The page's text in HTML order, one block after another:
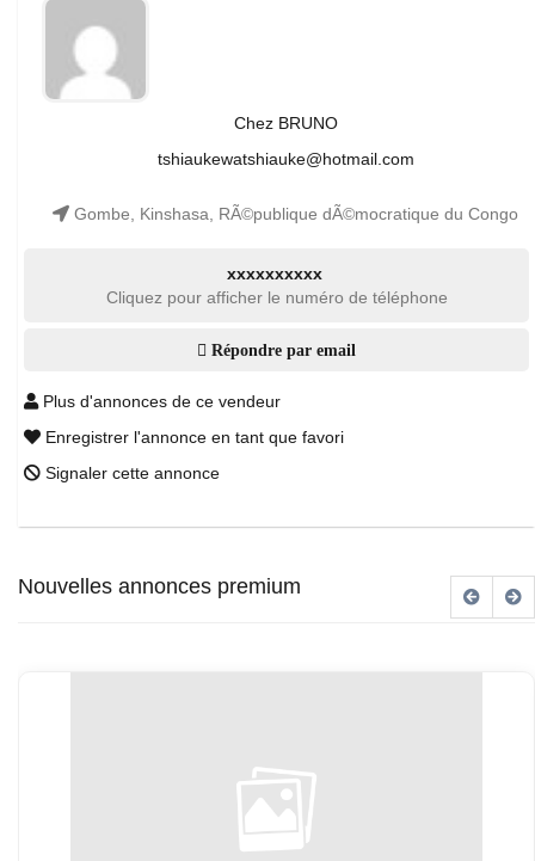
Chez BRUNO
tshiaukewatshiauke@hotmail.com
Gombe, Kinshasa, RÃ©publique dÃ©mocratique du Congo
xxxxxxxxxx
Cliquez pour afficher le numéro de téléphone
Répondre par email
Plus d'annonces de ce vendeur
Enregistrer l'annonce en tant que favori
Signaler cette annonce
Nouvelles annonces premium